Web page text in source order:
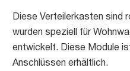
Diese Verteilerkasten sind
wurden speziell für
entwickelt. Diese Module
Anschlüssen erhältlich.